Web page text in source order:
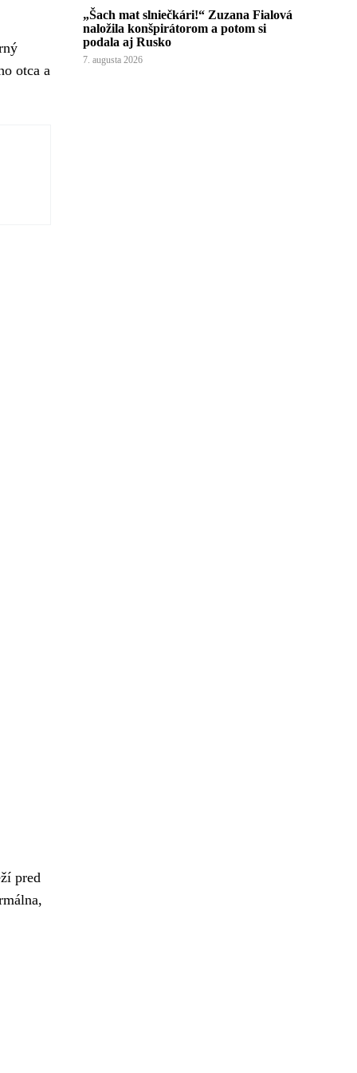
otca a
pred
„Šach mat slniečkári!“ Zuzana Fialová
naložila konšpirátorom a potom si
podala aj Rusko
7. augusta 2026